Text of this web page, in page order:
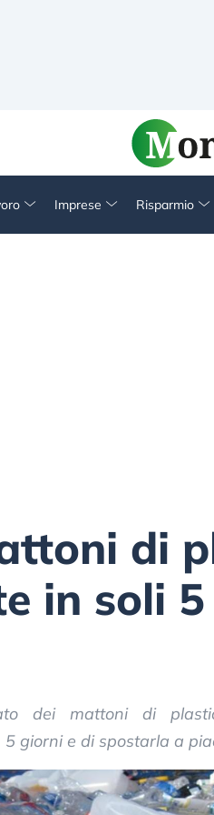
Imprese Risparmio
di
in soli
dei mattoni di
giorni e di spostarla a